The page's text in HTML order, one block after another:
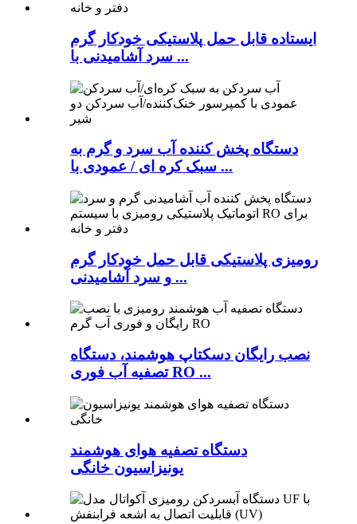
ایستاده قابل حمل پلاستیکی خودکار گرم
سرد آشامیدنی با ...
دستگاه پخش کننده آب سرد و گرم به
سبک کره ای / عمودی با ...
رومیزی پلاستیکی قابل حمل خودکار گرم
و سرد آشامیدنی ...
نصب رایگان دسکتاپ هوشمند، دستگاه
تصفیه آب فوری RO ...
دستگاه تصفیه هوای هوشمند
یونیزاسیون خانگی